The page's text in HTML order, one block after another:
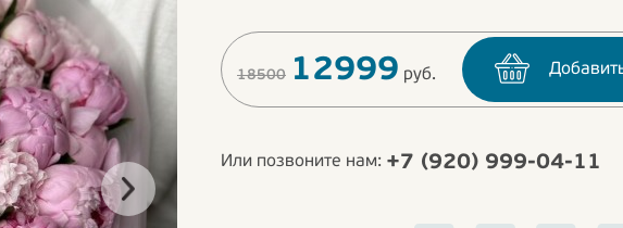
18500 12999 руб.
Или позвоните нам: +7 (920) 999-04-11